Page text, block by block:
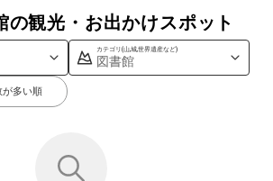
の観光・お出かけスポット
カテゴリ(山,城,世界遺産など)
図書館
が多い順